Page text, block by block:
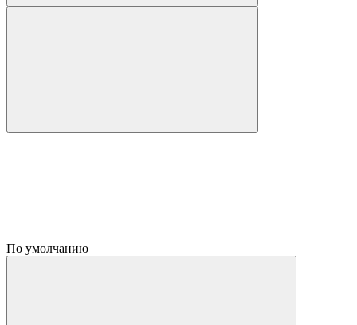
По умолчанию